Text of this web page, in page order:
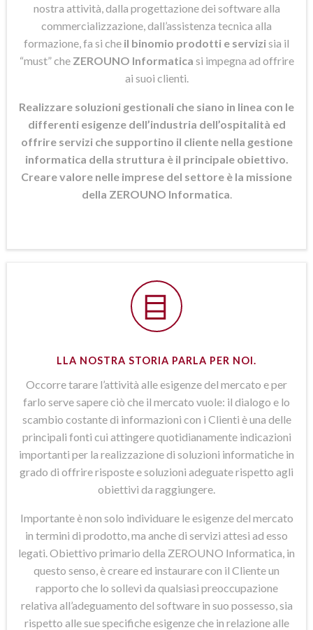
nostra attività, dalla progettazione dei software alla
commercializzazione, dall’assistenza tecnica alla
formazione, fa si che il binomio prodotti e servizisia il
“must” che ZEROUNO Informatica si impegna ad offrire
ai suoi clienti.
Realizzare soluzioni gestionali che siano in linea con le
differenti esigenze dell’industria dell’ospitalità ed
offrire servizi che supportino il cliente nella gestione
informatica della struttura è il principale obiettivo.
Creare valore nelle imprese del settore è la missione
della ZEROUNO Informatica
LLA NOSTRA STORIA PARLA PER NOI.
Occorre tarare l’attività alle esigenze del mercato e per
farlo serve sapere ciò che il mercato vuole: il dialogo e lo
scambio costante di informazioni con i Clienti è una delle
principali fonti cui attingere quotidianamente indicazioni
importanti per la realizzazione di soluzioni informatiche in
grado di offrire risposte e soluzioni adeguate rispetto agli
obiettivi da raggiungere.
Importante è non solo individuare le esigenze del mercato
in termini di prodotto, ma anche di servizi attesi ad esso
legati. Obiettivo primario della ZEROUNO Informatica, in
questo senso, è creare ed instaurare con il Cliente un
rapporto che lo sollevi da qualsiasi preoccupazione
relativa all’adeguamento del software in suo possesso, sia
rispetto alle sue specifiche esigenze che in relazione alle